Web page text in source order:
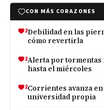
CON MÁS CORAZONES
2Debilidad en las
cómo revertirla
2Alerta por
hasta el miércoles
2Corrientes avanza
universidad propia